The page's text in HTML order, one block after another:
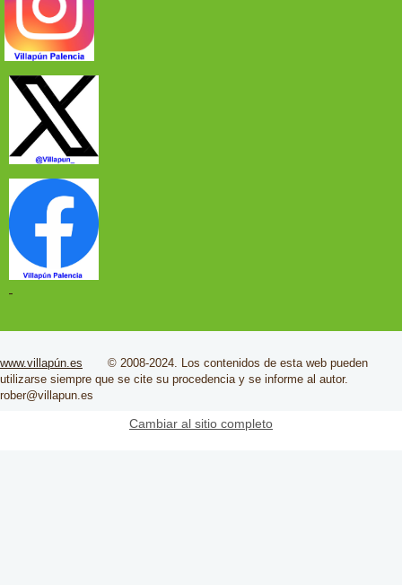
www.villapún.es © 2008-2024. Los contenidos de esta web pueden
utilizarse siempre que se cite su procedenciay se informe al autor.
rober@villapun.es
Cambiar al sitio completo